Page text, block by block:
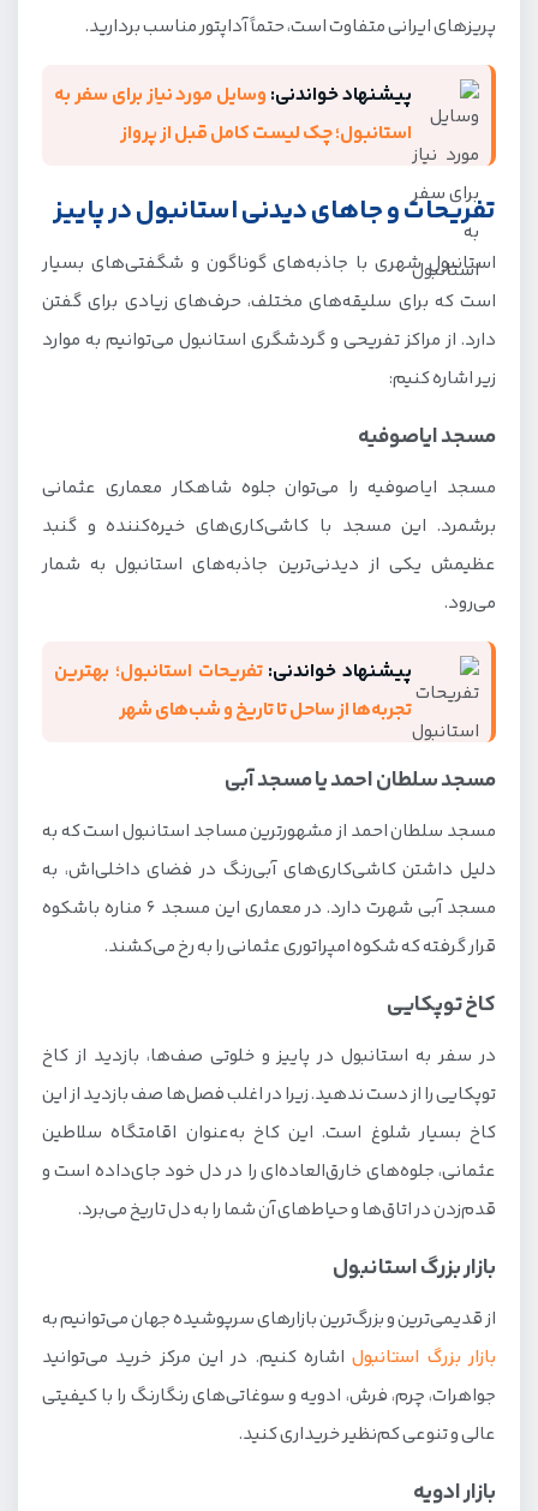
پریزهای ایرانی متفاوت است، حتماً آداپتور مناسب بردارید.
پیشنهاد خواندنی: وسایل مورد نیاز برای سفر به
استانبول؛ چک لیست کامل قبل از پرواز
تفریحات و جاهای دیدنی استانبول در پاییز
استانبول شهری با جاذبه‌های گوناگون و شگفتی‌های بسیار
است که برای سلیقه‌های مختلف، حرف‌های زیادی برای گفتن
دارد. از مراکز تفریحی و گردشگری استانبول می‌توانیم به موارد
زیر اشاره کنیم:
مسجد ایاصوفیه
مسجد ایاصوفیه را می‌توان جلوه شاهکار معماری عثمانی
برشمرد. این مسجد با کاشی‌کاری‌های خیره‌کننده و گنبد
عظیمش یکی از دیدنی‌ترین جاذبه‌های استانبول به شمار
می‌رود.
پیشنهاد خواندنی:تفریحات استانبول؛ بهترین
تجربه‌ها از ساحل تا تاریخ و شب‌های شهر
مسجد سلطان احمد یا مسجد آبی
مسجد سلطان احمد از مشهورترین مساجد استانبول است که به
دلیل داشتن کاشی‌کاری‌های آبی‌رنگ در فضای داخلی‌اش، به
مسجد آبی شهرت دارد. در معماری این مسجد ۶ مناره باشکوه
قرار گرفته که شکوه امپراتوری عثمانی را به رخ می‌کشند.
کاخ توپکایی
در سفر به استانبول در پاییز و خلوتی صف‌ها، بازدید از کاخ
توپکایی را از دست ندهید. زیرا در اغلب فصل‌ها صف بازدید از این
کاخ بسیار شلوغ است. این کاخ به‌عنوان اقامتگاه سلاطین
عثمانی، جلوه‌های خارق‌العاده‌ای را در دل خود جای‌داده است و
قدم‌زدن در اتاق‌ها و حیاط‌های آن شما را به دل تاریخ می‌برد.
بازار بزرگ استانبول
از قدیمی‌ترین و بزرگ‌ترین بازارهای سرپوشیده جهان می‌توانیم به
بازار بزرگ استانبولاشاره کنیم. در این مرکز خرید می‌توانید
جواهرات، چرم، فرش، ادویه و سوغاتی‌های رنگارنگ را با کیفیتی
عالی و تنوعی کم‌نظیر خریداری کنید.
بازار ادویه